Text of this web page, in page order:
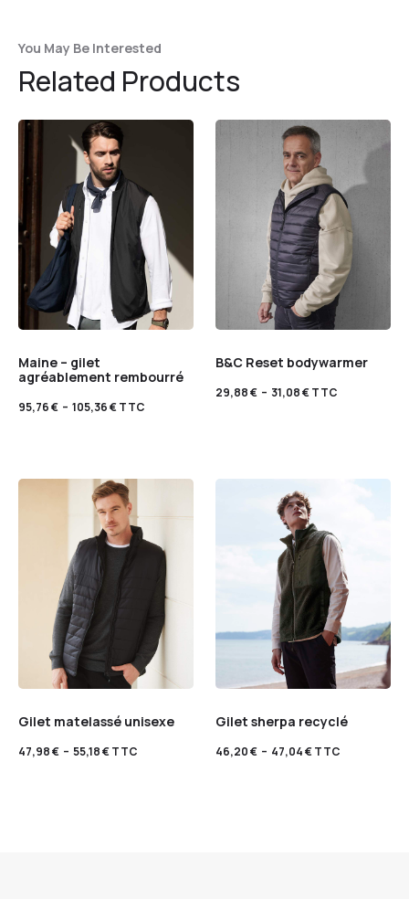
You May Be Interested
Related Products
Maine – gilet
agréablement rembourré
95,76€ – 105,36€TTC
B&C Reset bodywarmer
29,88€ – 31,08€TTC
Gilet matelassé unisexe
47,98€ – 55,18€TTC
Gilet sherpa recyclé
46,20€ – 47,04€TTC